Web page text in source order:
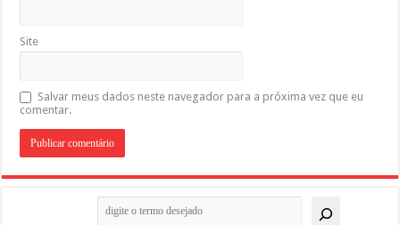
Site
Salvar meus dados neste navegador para a próxima vez que eu
comentar.